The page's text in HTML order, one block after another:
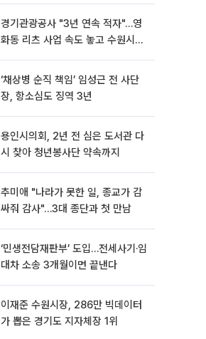
경기관광공사 "3년 연속 적자"…영
화동 리츠 사업 속도 놓고 수원시와
‘채상병 순직 책임’ 임성근 전 사단
장, 항소심도 징역 3년
용인시의회, 2년 전 심은 도서관 다
시 찾아 청년봉사단 약속까지
추미애 "나라가 못한 일, 종교가 감
싸줘 감사"…3대 종단과 첫 만남
‘민생전담재판부’ 도입…전세사기·임
대차 소송 3개월이면 끝낸다
이재준 수원시장, 286만 빅데이터
가 뽑은 경기도 지자체장 1위